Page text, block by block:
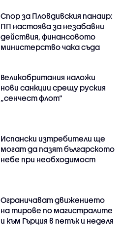
Спор за Пловдивския панаир:
ПП настоява за незабавни
действия, финансовото
министерство чака съда
Великобритания наложи
нови санкции срещу руския
„сенчест флот“
Испански изтребители ще
могат да пазят българското
небе при необходимост
Ограничават движението
на тирове по магистралите
и към Гърция в петък и неделя